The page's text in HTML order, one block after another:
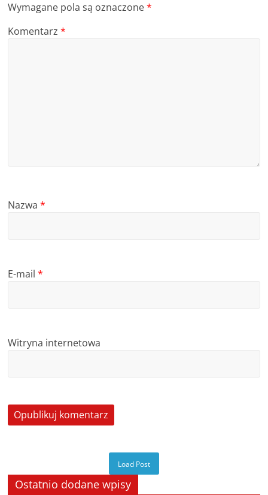
Wymagane pola są oznaczone*
Komentarz*
Nazwa*
E-mail*
Witryna internetowa
Load Post
Ostatnio dodane wpisy